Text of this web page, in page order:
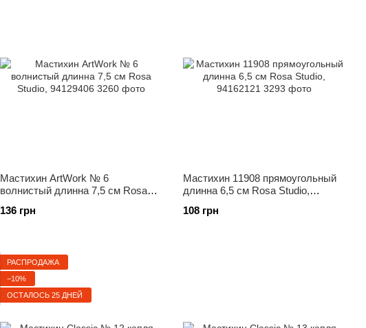
Мастихин ArtWork № 6
волнистый длинна 7,5 см Rosa
136 грн
Мастихин 11908 прямоугольный
длинна 6,5 см Rosa Studio,
108 грн
РАСПРОДАЖА
−10%
ОСТАЛОСЬ 25 ДНЕЙ